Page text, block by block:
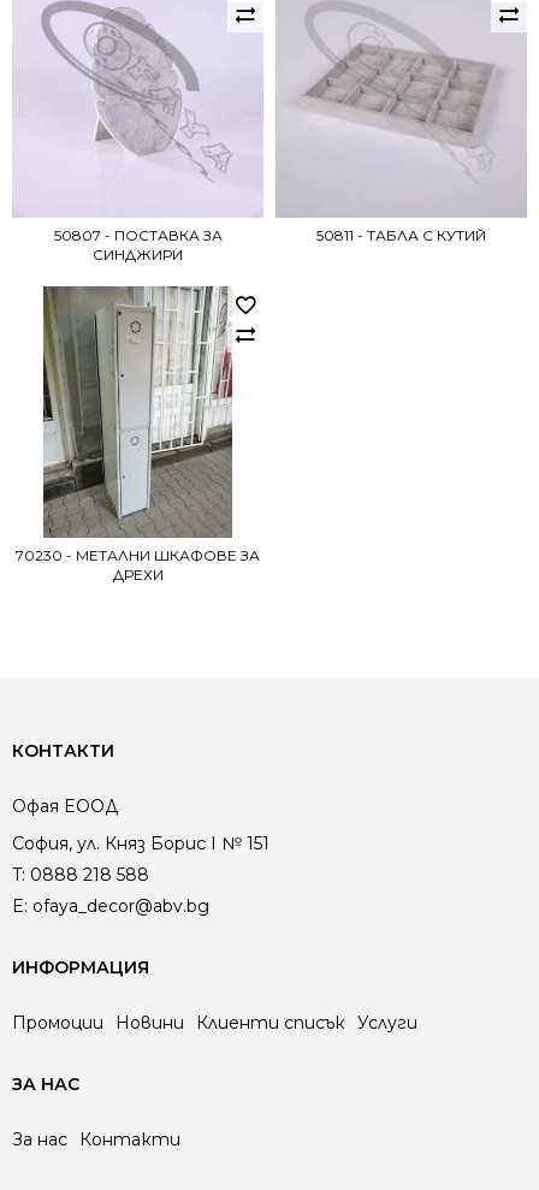
50807 - ПОСТАВКА ЗА
СИНДЖИРИ
50811 - ТАБЛА С КУТИЙ
70230 - МЕТАЛНИ ШКАФОВЕ ЗА
ДРЕХИ
КОНТАКТИ
Офая EООД
София, ул. Княз Борис I № 151
T: 0888 218 588
E: ofaya_decor@abv.bg
ИНФОРМАЦИЯ
Промоции Новини Клиенти списък Услуги
ЗА НАС
За нас Контакти